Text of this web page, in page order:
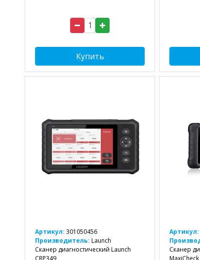
Купить
Артикул: 301050456
Производитель: Launch
Сканер диагностический Launch
CRP349
Артикул:
Сканер